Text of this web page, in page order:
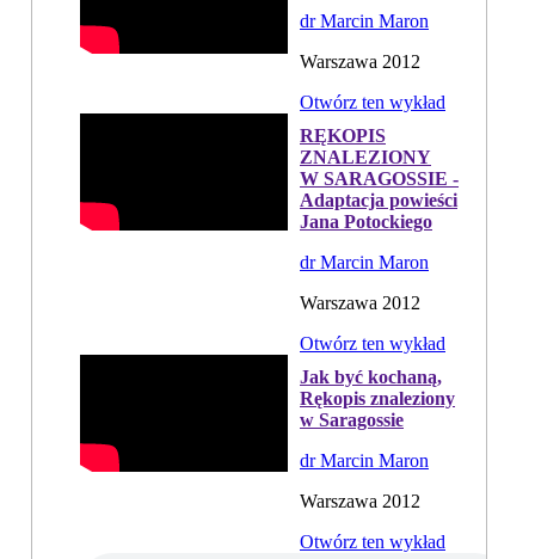
dr Marcin Maron
Warszawa 2012
Otwórz ten wykład
RĘKOPIS
ZNALEZIONY
W SARAGOSSIE -
Adaptacja powieści
Jana Potockiego
dr Marcin Maron
Warszawa 2012
Otwórz ten wykład
Jak być kochaną,
Rękopis znaleziony
w Saragossie
dr Marcin Maron
Warszawa 2012
Otwórz ten wykład